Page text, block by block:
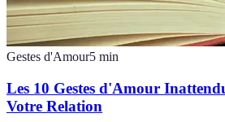
Gestes d'Amour5 min
Les 10 Gestes d'Amour
Votre Relation